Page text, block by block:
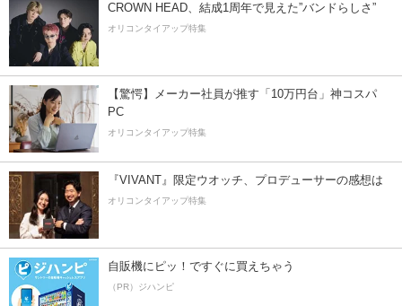
CROWN HEAD、結成1周年で見えた”バンドらしさ”
オリコンタイアップ特集
【驚愕】メーカー社員が推す「10万円台」神コスパ
PC
オリコンタイアップ特集
『VIVANT』限定ウオッチ、プロデューサーの感想は
オリコンタイアップ特集
自販機にピッ！ですぐに買えちゃう
（PR）ジハンピ